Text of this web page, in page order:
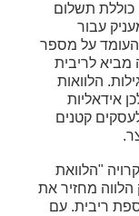
כוללת תשלום
עבור
העומד על מספר
מביא לריבית
הלוואות
אידאליות
קטנים
"הלוואת
מחזיר את
ריבית. עם